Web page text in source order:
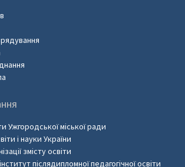
Ужгородської міської ради
і науки України
змісту освіти
післядипломної педагогічної освіти